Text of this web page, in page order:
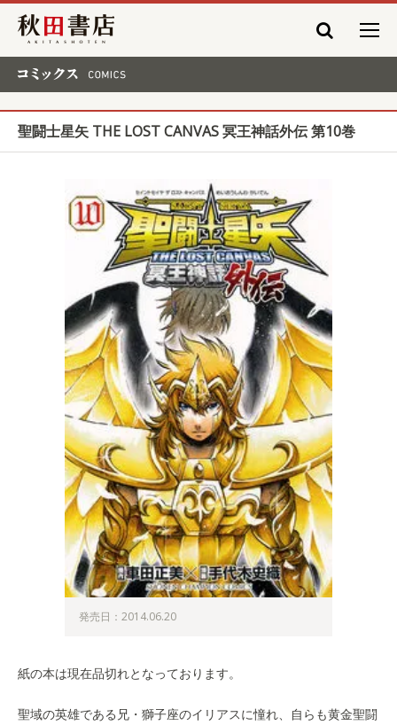
秋田書店
聖闘士星矢 THE LOST CANVAS 冥王神話外伝 第10巻
発売日：2014.06.20
紙の本は現在品切れとなっております。
聖域の英雄である兄・獅子座のイリアスに憧れ、自らも黄金聖闘